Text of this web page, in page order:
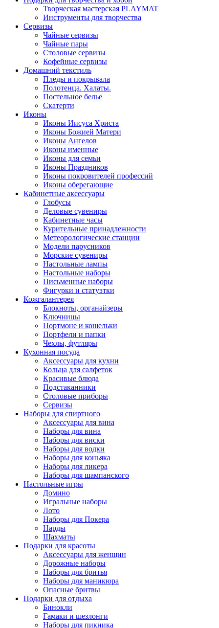
Творческая мастерская PLAYMAT
Инструменты для творчества
Cервизы
Чайные сервизы
Чайные пары
Столовые сервизы
Кофейные сервизы
Домашний текстиль
Пледы и покрывала
Полотенца. Халаты.
Постельное белье
Скатерти
Иконы
Иконы Иисуса Христа
Иконы Божией Матери
Иконы Ангелов
Иконы именные
Иконы для семьи
Иконы Праздников
Иконы покровителей профессий
Иконы оберегающие
Кабинетные аксессуары
Глобусы
Деловые сувениры
Кабинетные часы
Курительные принадлежности
Метеорологические станции
Модели парусников
Морские сувениры
Настольные лампы
Настольные наборы
Письменные наборы
Фигурки и статуэтки
Кожгалантерея
Блокноты, органайзеры
Ключницы
Портмоне и кошельки
Портфели и папки
Чехлы, футляры
Кухонная посуда
Аксессуары для кухни
Кольца для салфеток
Красивые блюда
Подстаканники
Столовые приборы
Cервизы
Наборы для спиртного
Аксессуары для вина
Наборы для вина
Наборы для виски
Наборы для водки
Наборы для коньяка
Наборы для ликера
Наборы для шампанского
Настольные игры
Домино
Игральные наборы
Лото
Наборы для Покера
Нарды
Шахматы
Подарки для красоты
Аксессуары для женщин
Дорожные наборы
Наборы для бритья
Наборы для маникюра
Опасные бритвы
Подарки для отдыха
Бинокли
Гамаки и шезлонги
Наборы для пикника